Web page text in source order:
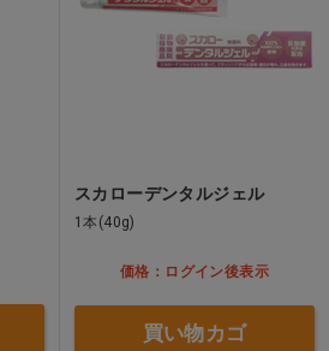
スカローデンタルジェル
1本(40g)
価格：ログイン後表示
買い物カゴ